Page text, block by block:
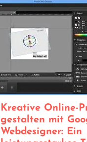
Kreative Online-
gestalten mit
Webdesigner: Ein